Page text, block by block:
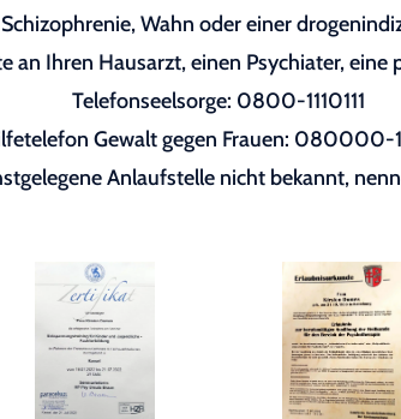
Wahn oder einer
Ihren Hausarzt, einen Psychiater,
Telefonseelsorge: 0800-1110111
Gewalt gegen Frauen: 080000-
Anlaufstelle nicht bekannt,